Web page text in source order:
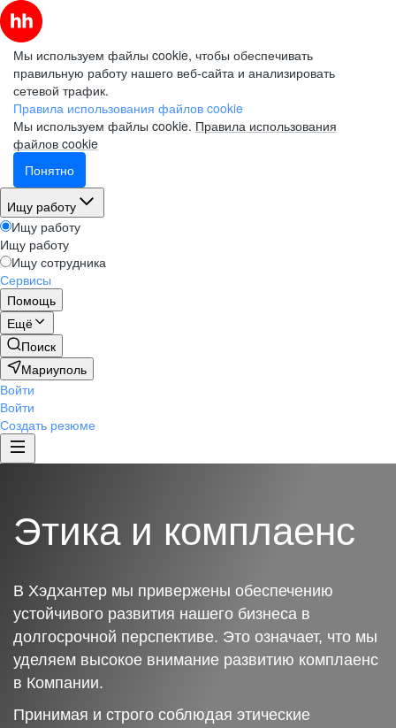
Мы используем файлы cookie, чтобы обеспечивать
правильную работу нашего веб-сайта и анализировать
сетевой трафик.
Правила использования файлов cookie
Мы используем файлы cookie. Правила использования
файлов cookie
Понятно
Ищу работу
Ищу работу
Ищу работу
Ищу сотрудника
Сервисы
Помощь
Ещё
Поиск
Мариуполь
Войти
Войти
Создать резюме
Этика и комплаенс
В Хэдхантер мы привержены обеспечению
устойчивого развития нашего бизнеса в
долгосрочной перспективе. Это означает, что мы
уделяем высокое внимание развитию комплаенс
в Компании.
Принимая и строго соблюдая этические